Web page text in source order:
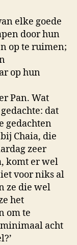
elke goede
door hun
op te ruimen;
op hun
Pan. Wat
dat
gedachten
Chaia, die
zeer
komt er wel
voor niks al
ze die wel
het
om te
acht